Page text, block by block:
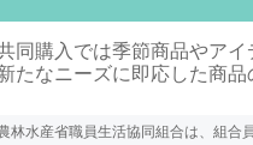
同購入では季節商品やア
たなニーズに即応した商
林水産省職員生活協同組合は、組合